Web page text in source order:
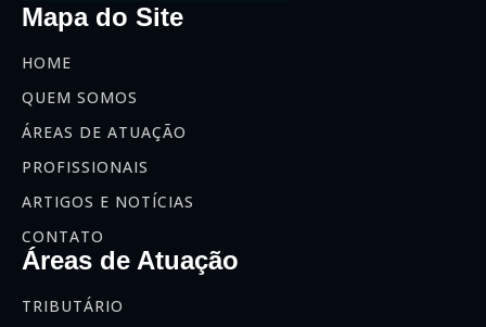
Mapa do Site
HOME
QUEM SOMOS
ÁREAS DE ATUAÇÃO
PROFISSIONAIS
ARTIGOS E NOTÍCIAS
CONTATO
Áreas de Atuação
TRIBUTÁRIO